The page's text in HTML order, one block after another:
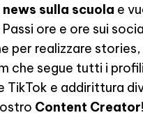
news sulla scuola e
Passi ore e ore sui
per realizzare
che segue tutti i
TikTok e addirittura
Content Creator!